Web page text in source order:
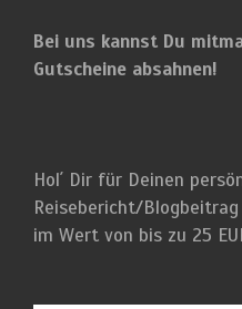
Bei uns kannst Du
Gutscheine absahnen!
Hol´ Dir für Deinen
Reisebericht/
im Wert von bis zu 25